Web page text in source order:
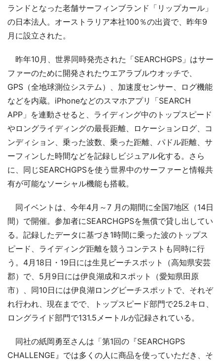
ランドとなった老舗サーフィンブランド「リップカール」
の日本法人。オーストラリア本社100％の出資で、昨年9
月に設立された。
昨年10月、世界同時発売された「SEARCHGPS」はサー
ファーのために開発されたウエアラブルウオッチで、
GPS（全地球測位システム）、加速度センサー、ログ機能
などを内蔵。iPhoneなどのスマホアプリ「SEARCH
APP」を連動させると、ライディング中のトップスピード
やロングライディングの最長距離、ロケーションログ、コ
ンディション、乗った波数、乗った距離、パドル距離、サ
ーフィンした時間などを記録しビジュアル化する。さら
に、同じSEARCHGPSを使う世界中のサーファーと情報共
有が可能なソーシャル機能も搭載。
同イベントは、今年4月～7 月の期間に全国7地区（14日
間）で開催。参加者にSEARCHGPSを無償で貸し出してい
る。記録したデータに基づき1時間に乗った波のトップス
ピード、ライディング距離を競うコンテストも同時に行
う。4月18日・19日には生見ビーチスポット（高知県安芸
郡）で、5月9日には伊良湖成和スポット（愛知県田原
市）、同10日には伊良湖ロングビーチスポットで、それぞ
れ行われ、現在までで、トップスピード部門で25.2キロ、
ロングライド部門で131.5メートルが記録されている。
同社の紙岡勇至さんは「第1回の『SEARCHGPS
CHALLENGE』では多くの人に商品を使っていただき、そ